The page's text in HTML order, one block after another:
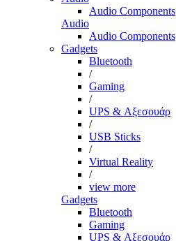
Audio Components
Audio
Audio Components
Gadgets
Bluetooth
/
Gaming
/
UPS & Αξεσουάρ
/
USB Sticks
/
Virtual Reality
/
view more
Gadgets
Bluetooth
Gaming
UPS & Αξεσουάρ